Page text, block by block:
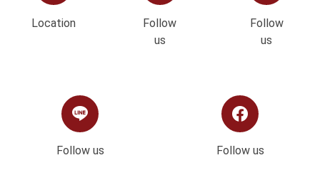
Location
Follow
us
Follow
us
Follow us Follow us